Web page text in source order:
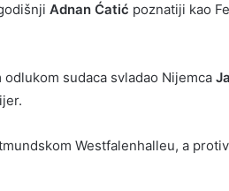
Adnan Ćatić poznatiji kao
sudaca svladao Nijemca
Westfalenhalleu, a